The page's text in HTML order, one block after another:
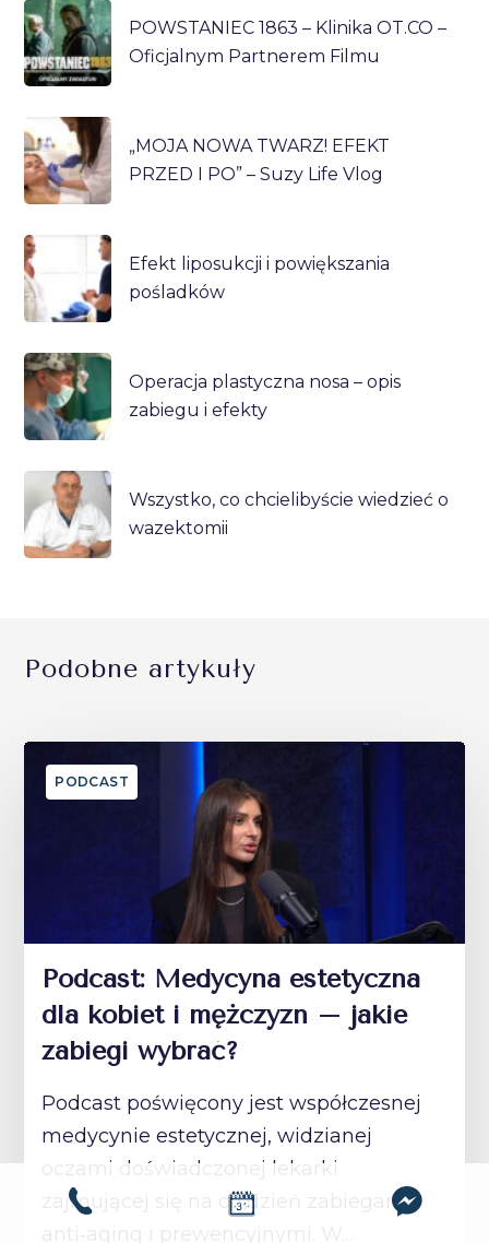
POWSTANIEC 1863 – Klinika OT.CO –
Oficjalnym Partnerem Filmu
„MOJA NOWA TWARZ! EFEKT
PRZED I PO” – Suzy Life Vlog
Efekt liposukcji i powiększania
pośladków
Operacja plastyczna nosa – opis
zabiegu i efekty
Wszystko, co chcielibyście wiedzieć o
wazektomii
Podobne artykuły
PODCAST
Podcast: Medycyna estetyczna
dla kobiet i mężczyzn – jakie
zabiegi wybrać?
Podcast poświęcony jest współczesnej
medycynie estetycznej, widzianej
oczami doświadczonej lekarki
zajmującej się na co dzień zabiegami